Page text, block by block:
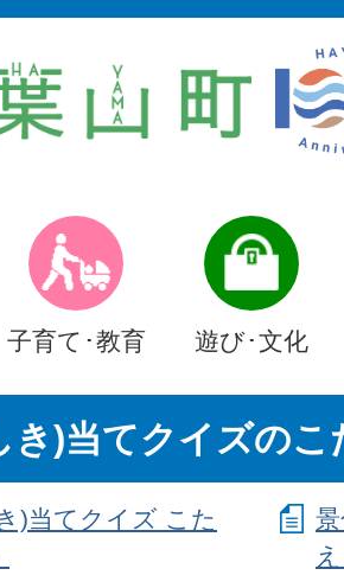
子育て･教育 遊び･文化
き)当てクイズのこ
)当てクイズ こた